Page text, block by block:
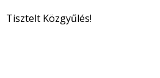
Tisztelt Közgyűlés!